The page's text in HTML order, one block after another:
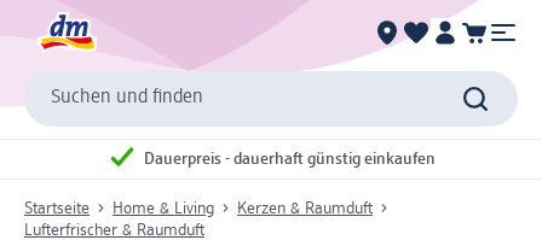
Suchen und finden
Dauerpreis - dauerhaft günstig einkaufen
Startseite Home & Living
Kerzen & Raumduft
Lufterfrischer & Raumduft